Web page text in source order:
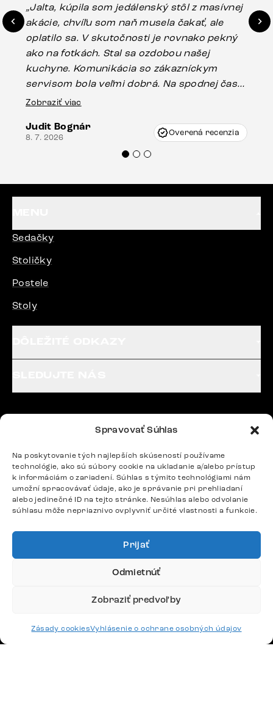
Spravovať Súhlas
Na poskytovanie tých najlepších skúseností používame
technológie, ako sú súbory cookie na ukladanie a/alebo prístup
k informáciám o zariadení. Súhlas s týmito technológiami nám
umožní spracovávať údaje, ako je správanie pri prehliadaní
alebo jedinečné ID na tejto stránke. Nesúhlas alebo odvolanie
súhlasu môže nepriaznivo ovplyvniť určité vlastnosti a funkcie.
Prijať
Odmietnúť
Zobraziť predvoľby
Zásady cookiesVyhlásenie o ochrane osobných údajov
„Jalta, kúpila som jedálenský stôl z masívnej
akácie, chvíľu som naň musela čakať, ale
oplatilo sa. V skutočnosti je rovnako pekný
ako na fotkách. Stal sa ozdobou našej
kuchyne. Komunikácia so zákazníckym
servisom bola veľmi dobrá. Na spodnej časti
stola bolo malé poškodenie, pravdepodobne
Vincze pri riešení mojej záležitosti pristúpili
veľmi korektne. Odporúčam produkty Delife
Zobraziť viac
Judit Bognár
8. 7. 2026 Overená recenzia
Sedačky
Stoličky
Postele
Stoly
Potrebujete radu? Ozvite sa.
Po – Pia: 9:00 – 17:00
podpora@delife-shop.sk
Odpovedáme do 24 hodín.
Doprava